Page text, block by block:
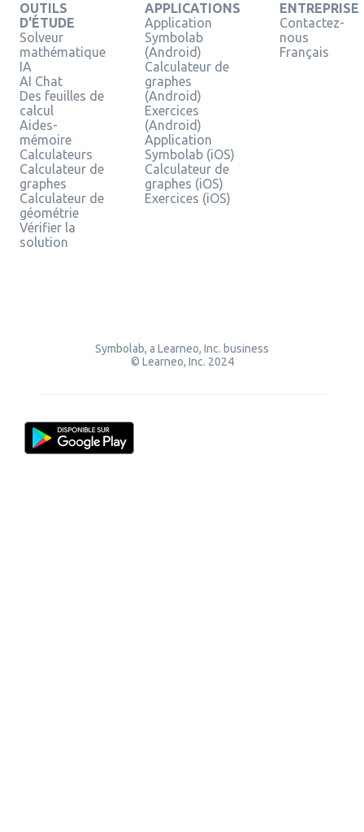
OUTILS
D'ÉTUDE
Solveur
mathématique
IA
AI Chat
Des feuilles de
calcul
Aides-
mémoire
Calculateurs
Calculateur de
graphes
Calculateur de
géométrie
Vérifier la
solution
APPLICATIONS
Application
Symbolab
(Android)
Calculateur de
graphes
(Android)
Exercices
(Android)
Application
Symbolab (iOS)
Calculateur de
graphes (iOS)
Exercices (iOS)
ENTREPRISE
Contactez-
nous
Français
Symbolab, a Learneo, Inc. business
© Learneo, Inc. 2024